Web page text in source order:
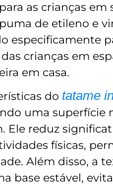
as crianças em
de etileno e
especificamente
crianças em
em casa.
do tatame
uma superfície
Ele reduz
físicas,
Além disso, a
base estável,